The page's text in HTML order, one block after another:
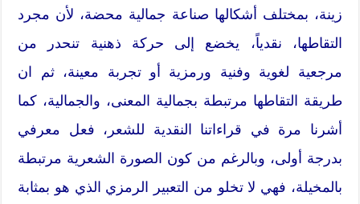
زينة، بمختلف أشكالها صناعة جمالية محضة، لأن مجرد
التقاطها، نقدياً، يخضع إلى حركة ذهنية تنحدر من
مرجعية لغوية وفنية ورمزية أو تجربة معينة، ثم ان
طريقة التقاطها مرتبطة بجمالية المعنى، والجمالية، كما
أشرنا مرة في قراءاتنا النقدية للشعر، فعل معرفي
بدرجة أولى، وبالرغم من كون الصورة الشعرية مرتبطة
بالمخيلة، فهي لا تخلو من التعبير الرمزي الذي هو بمثابة